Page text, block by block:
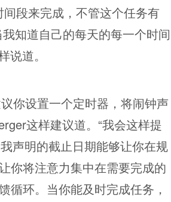
段来完成，不管这个任务有
知道自己的每天的每一个时间
道。
你设置一个定时器，将闹钟声
这样建议道。“我会这样提
声明的截止日期能够让你在规
你将注意力集中在需要完成的
循环。当你能及时完成任务，